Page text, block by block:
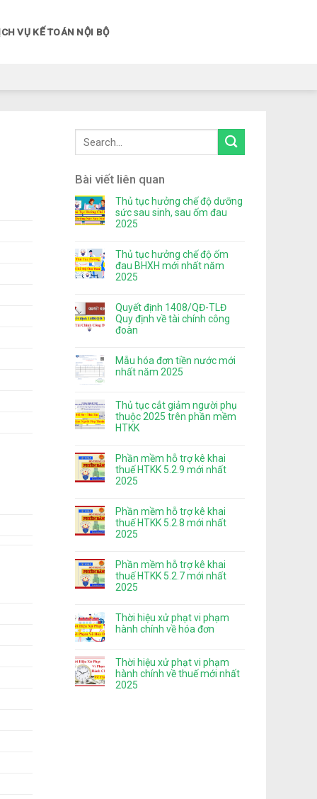
VỤ KẾ TOÁN NỘI BỘ
Bài viết liên quan
Thủ tục hưởng chế độ dưỡng
sức sau sinh, sau ốm đau
2025
Thủ tục hưởng chế độ ốm
đau BHXH mới nhất năm
2025
Quyết định 1408/QĐ-TLĐ
Quy định về tài chính công
đoàn
Mẫu hóa đơn tiền nước mới
nhất năm 2025
Thủ tục cắt giảm người phụ
thuộc 2025 trên phần mềm
HTKK
Phần mềm hỗ trợ kê khai
thuế HTKK 5.2.9 mới nhất
2025
Phần mềm hỗ trợ kê khai
thuế HTKK 5.2.8 mới nhất
2025
Phần mềm hỗ trợ kê khai
thuế HTKK 5.2.7 mới nhất
2025
Thời hiệu xử phạt vi phạm
hành chính về hóa đơn
Thời hiệu xử phạt vi phạm
hành chính về thuế mới nhất
2025